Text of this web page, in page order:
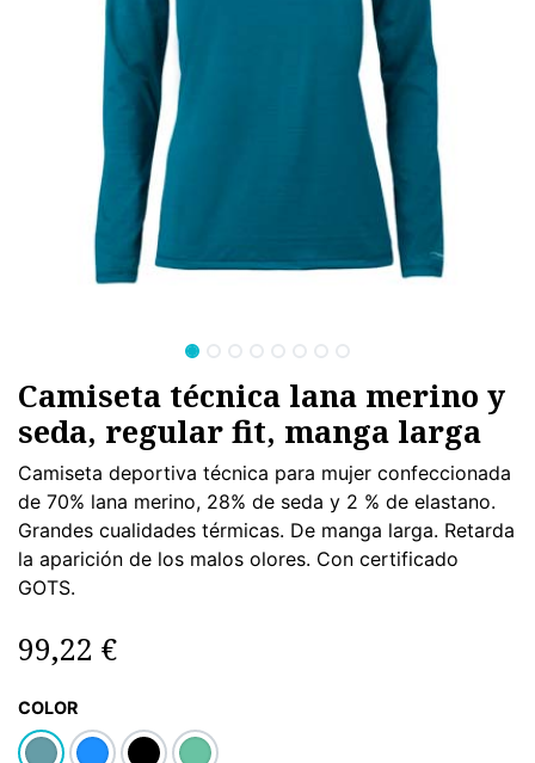
Camiseta técnica lana merino y
seda, regular fit, manga larga
Camiseta deportiva técnica para mujer confeccionada
de 70% lana merino, 28% de seda y 2 % de elastano.
Grandes cualidades térmicas. De manga larga. Retarda
la aparición de los malos olores. Con certificado
GOTS.
99,22 €
COLOR